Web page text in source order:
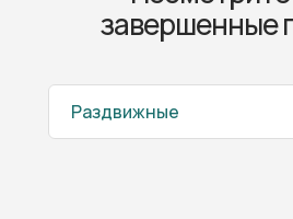
завершенные
БЦ Аврора, кабинет 307
пн-сб 09:00 - 18:00
по предварительной